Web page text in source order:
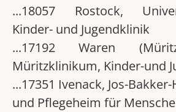
...18057 Rostock,
Kinder- und Jugendklinik
...17192 Waren
Müritzklinikum, Kinder-und
...17351 Ivenack, Jos-
und Pflegeheim für